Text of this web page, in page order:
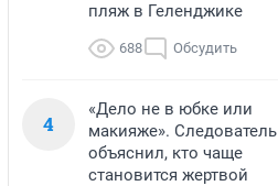
пляж в Геленджике
688 Обсудить
4
«Дело не в юбке или
макияже». Следователь
объяснил, кто чаще
становится жертвой